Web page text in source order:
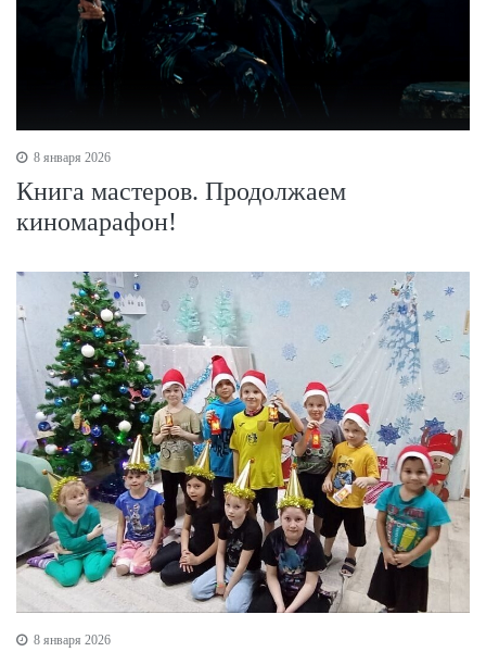
8 января 2026
Книга мастеров. Продолжаем
киномарафон!
8 января 2026